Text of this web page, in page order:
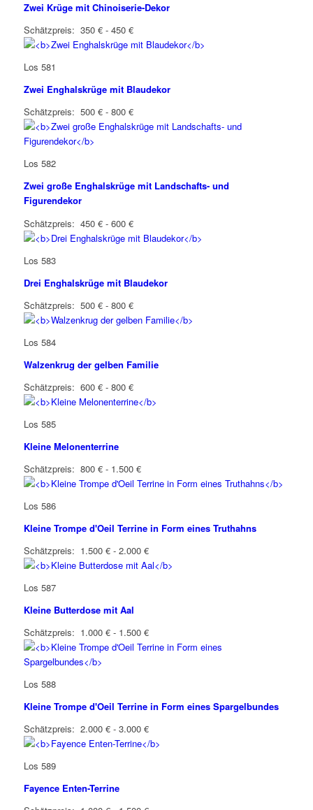
Zwei Krüge mit Chinoiserie-Dekor
Schätzpreis: 350 € - 450 €
Los 581
Zwei Enghalskrüge mit Blaudekor
Schätzpreis: 500 € - 800 €
Los 582
Zwei große Enghalskrüge mit Landschafts- und
Figurendekor
Schätzpreis: 450 € - 600 €
Los 583
Drei Enghalskrüge mit Blaudekor
Schätzpreis: 500 € - 800 €
Los 584
Walzenkrug der gelben Familie
Schätzpreis: 600 € - 800 €
Los 585
Kleine Melonenterrine
Schätzpreis: 800 € - 1.500 €
Los 586
Kleine Trompe d'Oeil Terrine in Form eines Truthahns
Schätzpreis: 1.500 € - 2.000 €
Los 587
Kleine Butterdose mit Aal
Schätzpreis: 1.000 € - 1.500 €
Los 588
Kleine Trompe d'Oeil Terrine in Form eines Spargelbundes
Schätzpreis: 2.000 € - 3.000 €
Los 589
Fayence Enten-Terrine